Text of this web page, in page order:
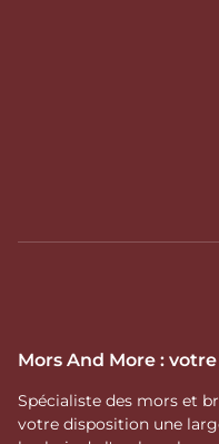
Mors And More :
Spécialiste des mors et
votre disposition une